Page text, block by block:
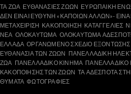
ΤΑ ΖΩΑ ΕΥΘΑΝΑΣΙΕΣ ΖΩΩΝ ΕΥΡΩΠΑΙΚΗ
ΔΕΝ ΕΙΝΑΙ ΕΥΘΥΝΗ «ΚΑΠΟΙΩΝ ΑΛΛΩΝ»-
ΜΕΤΑΧΕΙΡΙΣΗ ΚΑΚΟΠΟΙΗΣΗ ΚΑΤΑΓΓΕΛΙΕΣ
ΝΕΑ ΟΛΟΚΑΥΤΩΜΑ ΟΛΟΚΑΥΤΩΜΑ
ΕΛΛΑΔΑ ΟΡΓΑΝΩΜΕΝΟ ΣΧΕΔΙΟ
ΕΥΘΑΝΑΣΙΑ ΤΩΝ ΖΩΩΝ ΠΑΝΕΛΛΑΔΙΚΗ
ΖΩΑ ΠΑΝΕΛΛΑΔΙΚΟ ΚΙΝΗΜΑ ΠΑΝΕΛΛΑΔΙΚΟ
ΚΑΚΟΠΟΙΗΣΗΣ ΤΩΝ ΖΩΩΝ ΤΑ ΑΔΕΣΠΟΤΑ
ΘΥΜΑΤΑ ΦΩΤΟΓΡΑΦΙΕΣ